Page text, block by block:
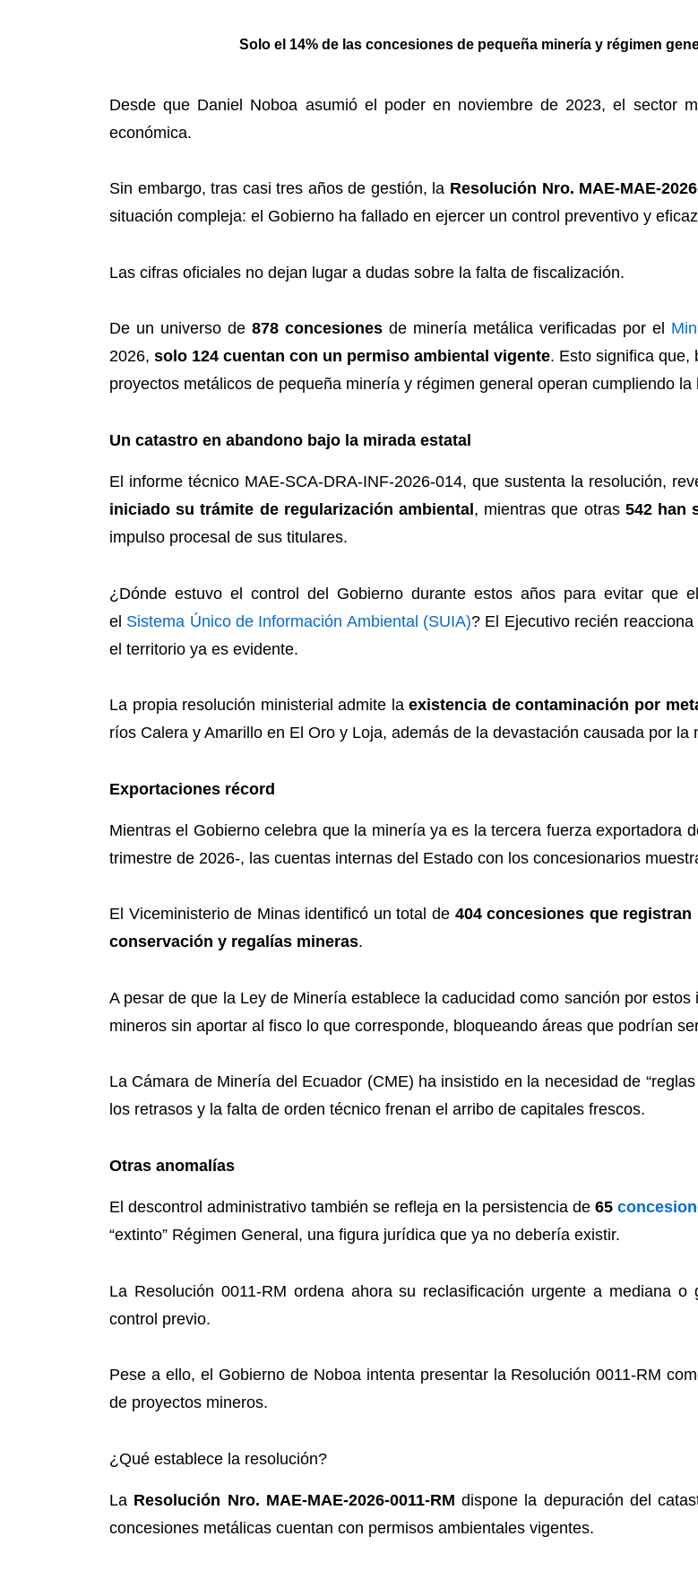
Solo el 14% de las concesiones de pequeña minería y régimen
Desde que Daniel Noboa asumió el poder en noviembre de 2023, el sector
económica.
Sin embargo, tras casi tres años de gestión, la Resolución Nro. MAE-MAE-
situación compleja: el Gobierno ha fallado en ejercer un control preventivo y
Las cifras oficiales no dejan lugar a dudas sobre la falta de fiscalización.
De un universo de 878 concesiones de minería metálica verificadas por el
2026, solo 124 cuentan con un permiso ambiental vigente. Esto significa que,
proyectos metálicos de pequeña minería y régimen general operan cumpliendo la
Un catastro en abandono bajo la mirada estatal
El informe técnico MAE-SCA-DRA-INF-2026-014, que sustenta la resolución,
iniciado su trámite de regularización ambiental , mientras que otras 542 han
impulso procesal de sus titulares.
¿Dónde estuvo el control del Gobierno durante estos años para evitar que
el Sistema Único de Información Ambiental (SUIA)? El Ejecutivo recién
el territorio ya es evidente.
La propia resolución ministerial admite laexistencia de contaminación por
ríos Calera y Amarillo en El Oro y Loja, además de la devastación causada por
Exportaciones récord
Mientras el Gobierno celebra que la minería ya es la tercera fuerza exportadora
trimestre de 2026-, las cuentas internas del Estado con los concesionarios
El Viceministerio de Minas identificó un total de 404 concesiones que
conservación y regalías mineras.
A pesar de que la Ley de Minería establece la caducidad como sanción por
mineros sin aportar al fisco lo que corresponde, bloqueando áreas que podrían
La Cámara de Minería del Ecuador (CME) ha insistido en la necesidad de
los retrasos y la falta de orden técnico frenan el arribo de capitales frescos.
Otras anomalías
El descontrol administrativo también se refleja en la persistencia de 65
“extinto” Régimen General, una figura jurídica que ya no debería existir.
La Resolución 0011-RM ordena ahora su reclasificación urgente a mediana
control previo.
Pese a ello, el Gobierno de Noboa intenta presentar la Resolución 0011-RM
de proyectos mineros.
¿Qué establece la resolución?
La Resolución Nro. MAE-MAE-2026-0011-RM dispone la depuración del
concesiones metálicas cuentan con permisos ambientales vigentes.